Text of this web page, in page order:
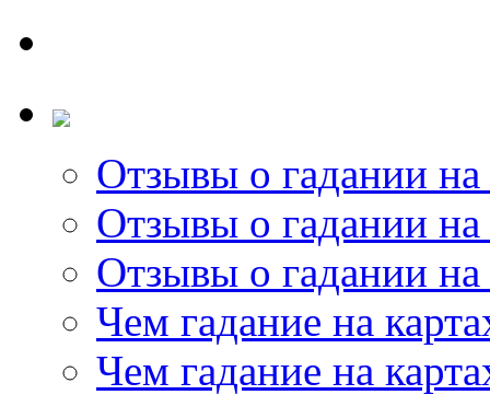
Отзывы о гадании на
Отзывы о гадании на
Отзывы о гадании на
Чем гадание на
Чем гадание на